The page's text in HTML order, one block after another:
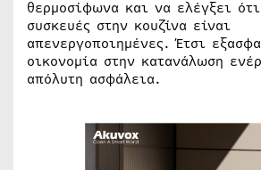
θερμοσίφωνα και να ελέγξει
συσκευές στην κουζίνα είναι
απενεργοποιημένες. Έτσι
οικονομία στην κατανάλωση
απόλυτη ασφάλεια.